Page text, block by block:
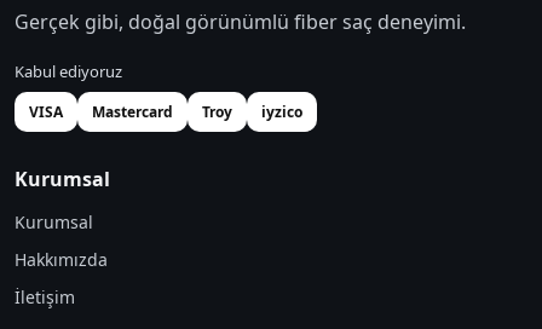
Gerçek gibi, doğal görünümlü fiber saç deneyimi.
Kabul ediyoruz
VISA Mastercard Troy iyzico
Kurumsal
Kurumsal
Hakkımızda
İletişim